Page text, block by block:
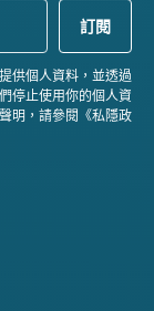
供個人資料，並透過
停止使用你的個人資
明，請參閱《私隱政